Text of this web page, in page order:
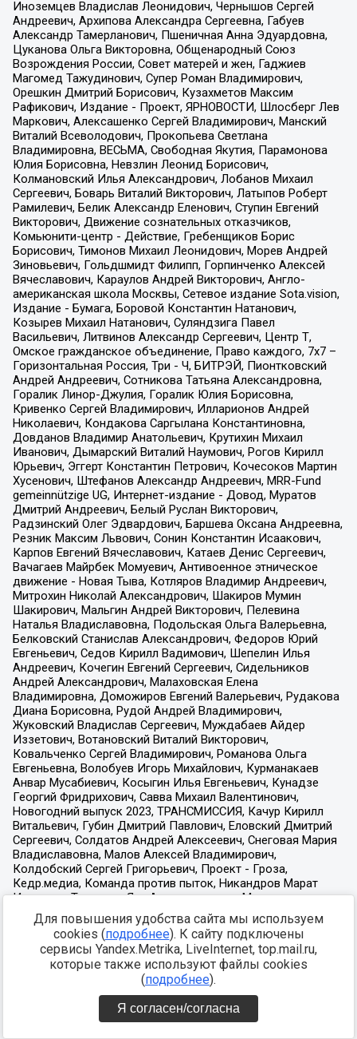
Для повышения удобства сайта мы используем
cookies (подробнее). К сайту подключены
сервисы Yandex.Metrika, LiveInternet, top.mail.ru,
которые также используют файлы cookies
(подробнее).
Я согласен/согласна